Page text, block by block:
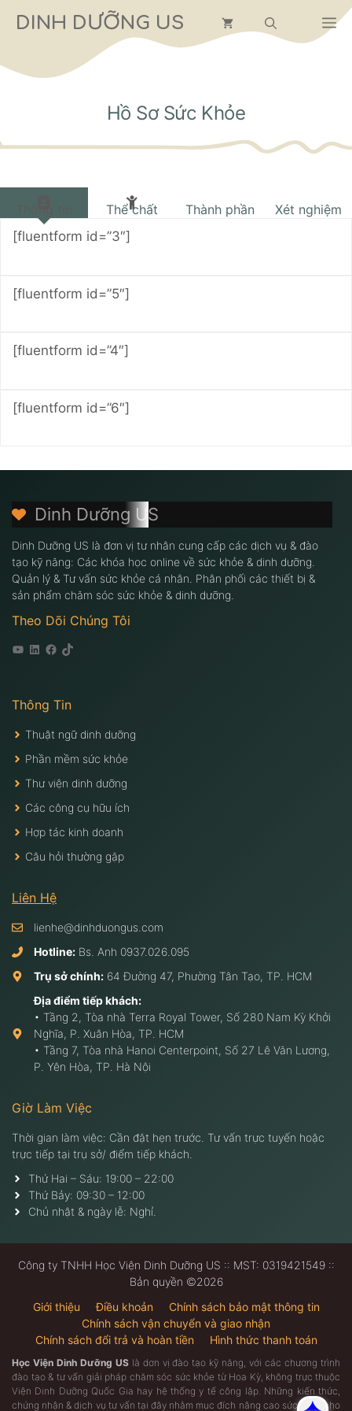
đến
dung
DINH DƯỠNG US
Hồ Sơ Sức Khỏe
Thể chất Thành phần
Xét nghiệm
[fluentform id=”3″]
[fluentform id=”5″]
[fluentform id=”4″]
[fluentform id=”6″]
Dinh Dưỡng US
Dinh Dưỡng US là đơn vị tư nhân cung cấp các dịch vụ & đào
tạo kỹ năng: Các khóa học online về sức khỏe & dinh dưỡng.
Quản lý & Tư vấn sức khỏe cá nhân. Phân phối các thiết bị &
sản phẩm chăm sóc sức khỏe & dinh dưỡng.
Theo Dõi Chúng Tôi
Youtube
Linkedin
Facebook
Tiktok
Thông Tin
Thuật ngữ dinh dưỡng
Phần mềm sức khỏe
Thư viện dinh dưỡng
Các công cụ hữu ích
Hợp tác kinh doanh
Câu hỏi thường gặp
Liên Hệ
lienhe@dinhduongus.com
Hotline: Bs. Anh 0937.026.095
Trụ sở chính: 64 Đường 47, Phường Tân Tạo, TP. HCM
Địa điểm tiếp khách:
• Tầng 2, Tòa nhà Terra Royal Tower, Số 280 Nam Kỳ Khởi
Nghĩa, P. Xuân Hòa, TP. HCM
• Tầng 7, Tòa nhà Hanoi Centerpoint, Số 27 Lê Văn Lương,
P. Yên Hòa, TP. Hà Nội
Giờ Làm Việc
Thời gian làm việc: Cần đặt hẹn trước. Tư vấn trực tuyến hoặc
trực tiếp tại trụ sở/ điểm tiếp khách.
Thứ Hai – Sáu: 19:00 – 22:00
Thứ Bảy: 09:30 – 12:00
Chủ nhật & ngày lễ: Nghỉ.
Công ty TNHH Học Viện Dinh Dưỡng US :: MST: 0319421549 ::
Bản quyền ©2026
Giới thiệu
Điều khoản
Chính sách bảo mật thông tin
Chính sách vận chuyển và giao nhận
Chính sách đổi trả và hoàn tiền
Hình thức thanh toán
Học Viện Dinh Dưỡng USlà dơn vị đào tạo kỹ năng, với các chương trình
đào tạo & tư vấn giải pháp chăm sóc sức khỏe từ Hoa Kỳ, không trực thuộc
Viện Dinh Dưỡng Quốc Gia hay hệ thống y tế công lập. Những kiến thức,
chứng nhận & dịch vụ tư vấn tại đây nhằm mục đích nâng cao sức khỏe cho